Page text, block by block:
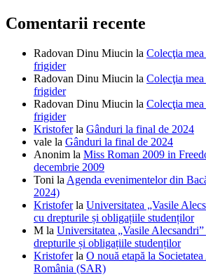
Comentarii recente
Radovan Dinu Miucin la Colecţia
frigider
Radovan Dinu Miucin la Colecţia
frigider
Radovan Dinu Miucin la Colecţia
frigider
Kristoferla Gânduri la final de 2024
vale la Gânduri la final de 2024
Anonim la Miss Roman 2009 in
decembrie 2009
Toni la Agenda evenimentelor din
2024)
Kristoferla Universitatea „Vasile
cu drepturile și obligațiile studenților
M la Universitatea „Vasile
drepturile și obligațiile studenților
Kristoferla O nouă etapă la
România (SAR)